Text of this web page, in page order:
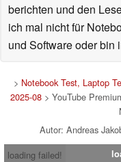
berichten und den
ich mal nicht für
und Software oder bin
> Notebook Test, Laptop
2025-08> YouTube
Autor: Andreas
loading failed!